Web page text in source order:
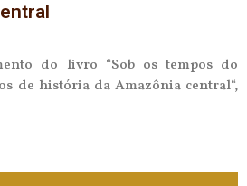
do livro “Sob os tempos do
de história da Amazônia central“,